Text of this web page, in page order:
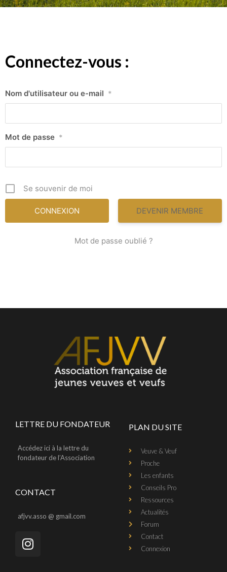
Connectez-vous :
Nom d'utilisateur ou e-mail *
Mot de passe *
Se souvenir de moi
DEVENIR MEMBRE
Mot de passe oublié ?
LETTRE DU FONDATEUR
Accédez ici à la lettre du
fondateur de l’Association
CONTACT
afjvv.asso @ gmail.com
PLAN DU SITE
Veuve & Veuf
Proche
Les enfants
Conseils Pro
Ressources
Actualités
Forum
Contact
Connexion